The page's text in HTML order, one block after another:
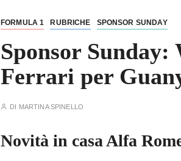
FORMULA 1 RUBRICHE SPONSOR SUNDAY
Sponsor Sunday:
Ferrari per
DI MARTINA SPINELLO
Novità in casa Alfa